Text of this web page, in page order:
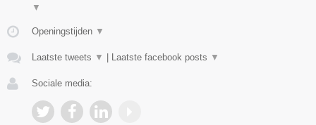
▼
Openingstijden ▼
Laatste tweets ▼ | Laatste facebook posts ▼
Sociale media: